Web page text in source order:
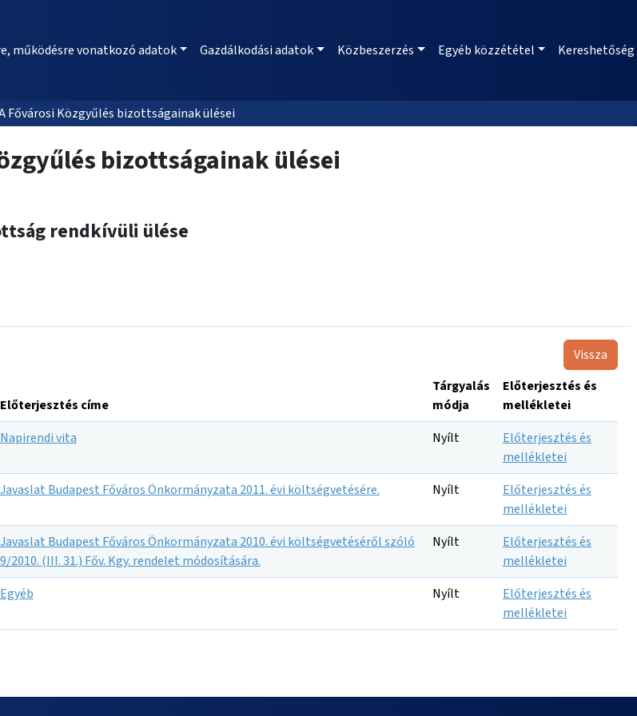
működésre vonatkozó adatok Gazdálkodási adatok Közbeszerzés Egyéb közzététel Kereshetőség
Fővárosi Közgyűlés bizottságainak ülései
bizottságainak ülései
rendkívüli ülése
Vissza
Előterjesztés címe
Tárgyalás
módja
Előterjesztés és
mellékletei
Napirendi vita Nyílt
Előterjesztés és
mellékletei
Javaslat Budapest Főváros Önkormányzata 2011. évi költségvetésére. Nyílt
Előterjesztés és
mellékletei
Javaslat Budapest Főváros Önkormányzata 2010. évi költségvetéséről szóló
9/2010. (III. 31.) Főv. Kgy. rendelet módosítására.
Nyílt
Előterjesztés és
mellékletei
Egyéb Nyílt
Előterjesztés és
mellékletei